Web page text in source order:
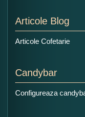
Copiati alaturi
Articole Blog
Articole Cofetarie
Candybar
Configureaza